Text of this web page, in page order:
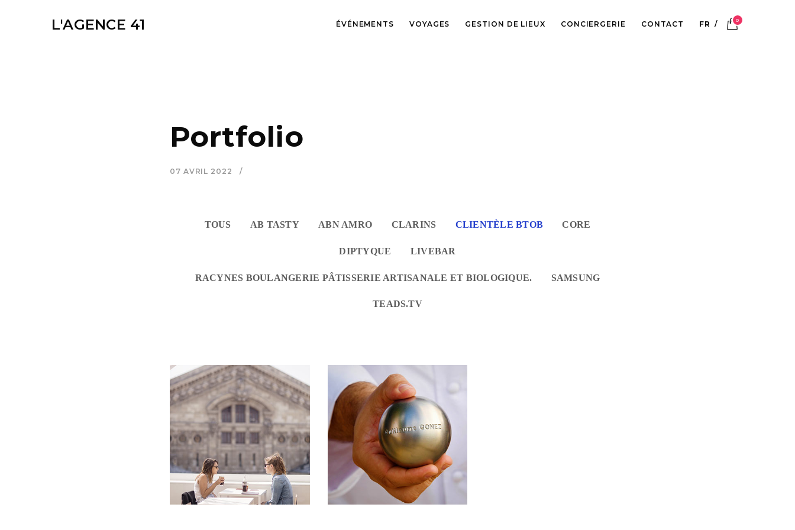
L'AGENCE 41 ÉVÉNEMENTS VOYAGES GESTION DE LIEUX CONCIERGERIE CONTACT FR 0
Portfolio
07 AVRIL 2022
TOUS AB TASTY ABN​ AMRO CLARINS CLIENTÈLE BTOB CORE
DIPTYQUE LIVEBAR
RACYNES BOULANGERIE PÂTISSERIE ARTISANALE ET BIOLOGIQUE. SAMSUNG
TEADS.TV
CLIENTÈLE BTOB CLIENTÈLE BTOB